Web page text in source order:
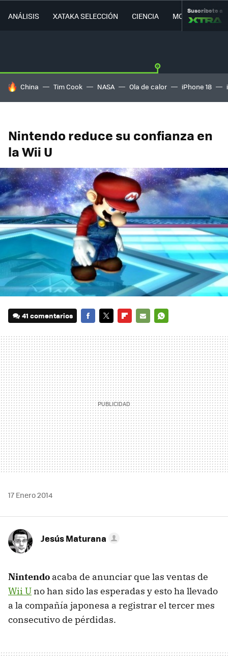
ANÁLISIS XATAKA SELECCIÓN CIENCIA MOVILIDAD
Suscríbete a
HOY SE HABLA DE
China Tim Cook NASA Ola de calor iPhone 18
Nintendo reduce su confianza en
la Wii U
41 comentarios
MAIL
17 Enero 2014
Jesús Maturana
Nintendo acaba de anunciar que las ventas de
Wii U no han sido las esperadas y esto ha llevado
a la compañía japonesa a registrar el tercer mes
consecutivo de pérdidas.